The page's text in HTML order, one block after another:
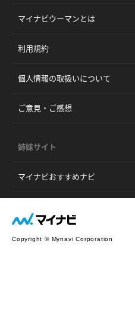
マイナビウーマンとは
利用規約
個人情報の取扱いについて
ご意見・ご感想
姉妹サイト
マイナビおすすめナビ
Copyright © Mynavi Corporation